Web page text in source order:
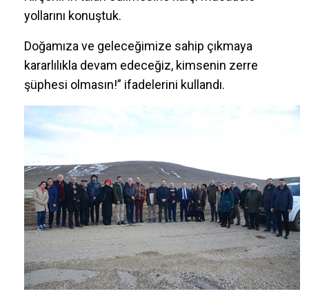
yollarını konuştuk.
Doğamıza ve geleceğimize sahip çıkmaya
kararlılıkla devam edeceğiz, kimsenin zerre
şüphesi olmasın!” ifadelerini kullandı.